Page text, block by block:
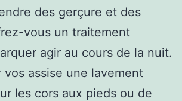
des gerçure et des
vous un traitement
agir au cours de la nuit.
vos assise une lavement
les cors aux pieds ou de